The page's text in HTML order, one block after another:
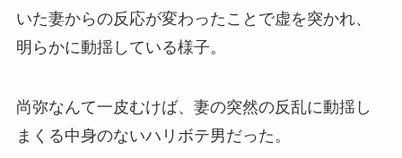
いた妻からの反応が変わったことで虚を突かれ、
明らかに動揺している様子。
尚弥なんて一皮むけば、妻の突然の反乱に動揺し
まくる中身のないハリボテ男だった。